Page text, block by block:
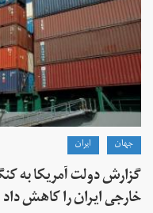
جهان ايران
خارجی ایران را کاهش داد